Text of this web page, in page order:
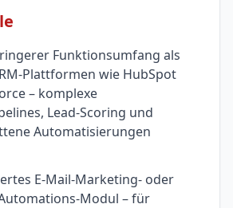
Funktionsumfang als
Plattformen wie HubSpot
– komplexe
Lead-Scoring und
Automatisierungen
E-Mail-Marketing- oder
Modul – für